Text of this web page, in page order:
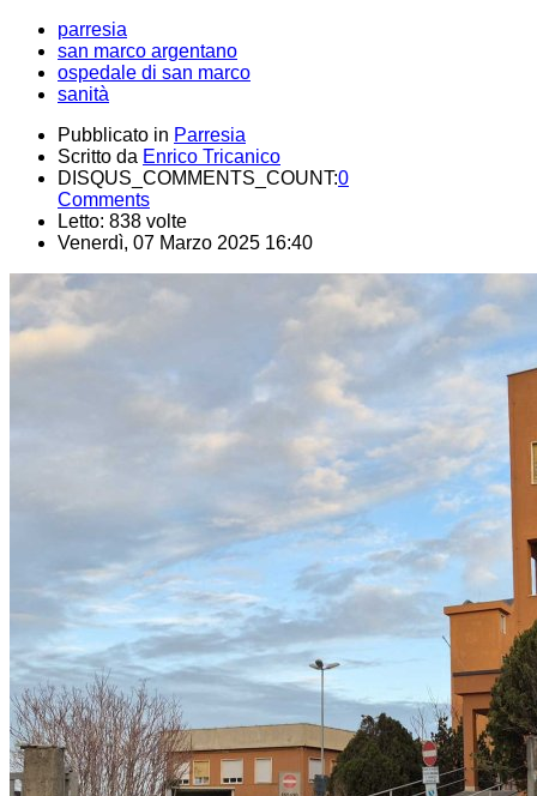
parresia
san marco argentano
ospedale di san marco
sanità
Pubblicato in Parresia
Scritto da Enrico Tricanico
DISQUS_COMMENTS_COUNT:0
Comments
Letto: 838 volte
Venerdì, 07 Marzo 2025 16:40